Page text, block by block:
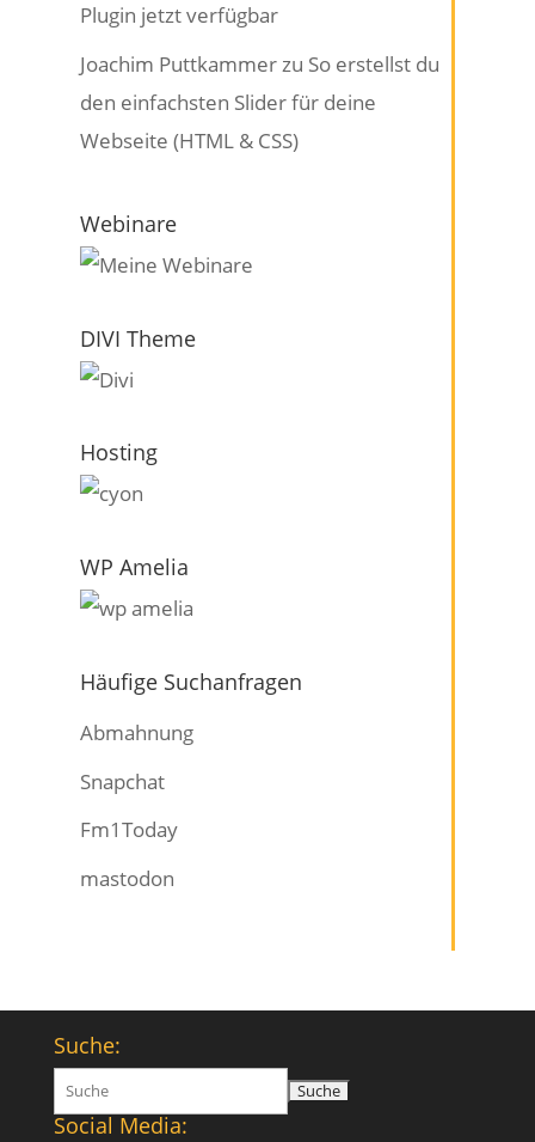
Plugin jetzt verfügbar
Joachim Puttkammerzu So erstellst du
den einfachsten Slider für deine
Webseite (HTML & CSS)
Webinare
DIVI Theme
Hosting
WP Amelia
Häufige Suchanfragen
Abmahnung
Snapchat
Fm1Today
mastodon
Suche:
Suchen
nach:
Social Media: